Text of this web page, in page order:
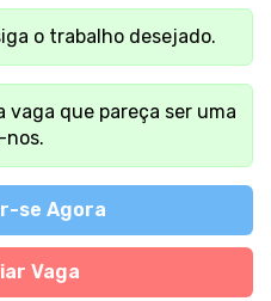
o trabalho desejado.
que pareça ser uma
se Agora
Vaga